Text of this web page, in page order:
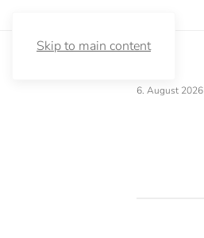
Skip to main content
6. August 2026